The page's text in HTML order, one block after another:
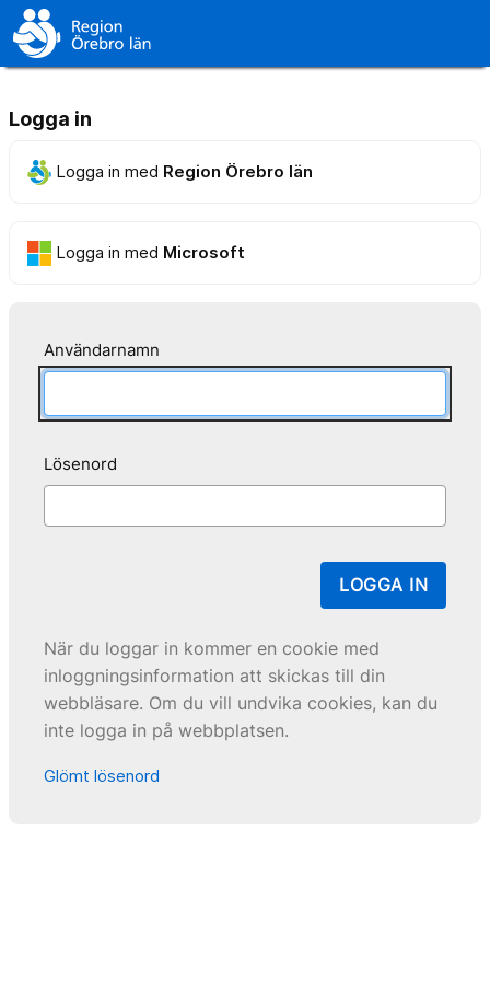
Logga in
Logga in med Region Örebro län
Logga in med Microsoft
Användarnamn
Lösenord
LOGGA IN
När du loggar in kommer en cookie med
inloggningsinformation att skickas till din
webbläsare. Om du vill undvika cookies, kan du
inte logga in på webbplatsen.
Glömt lösenord